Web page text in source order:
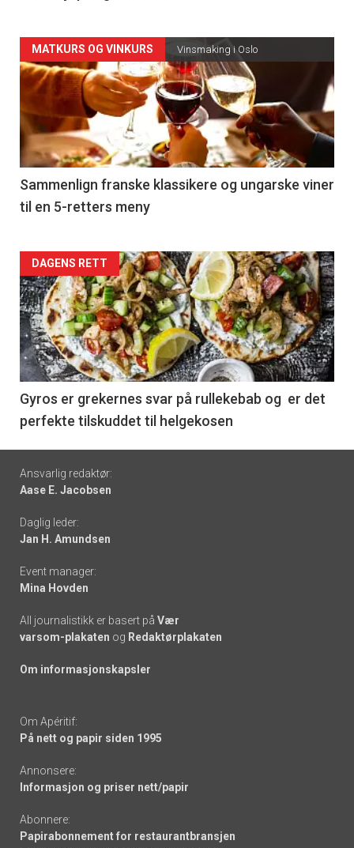
Forsiden
akkurat
nå
-
5
MATKURS OG VINKURS Vinsmaking i Oslo
Sammenlign franske klassikere og ungarske viner
til en 5-retters meny
Forsiden
akkurat
nå
-
6
DAGENS RETT
Gyros er grekernes svar på rullekebab og er det
perfekte tilskuddet til helgekosen
Footer
-
links
Ansvarlig redaktør:
Aase E. Jacobsen
Daglig leder:
Jan H. Amundsen
Event manager:
Mina Hovden
All journalistikk er basert på Vær
varsom-plakaten og Redaktørplakaten
Om informasjonskapsler
Om Apéritif:
På nett og papir siden 1995
Annonsere:
Informasjon og priser nett/papir
Abonnere:
Papirabonnement for restaurantbransjen